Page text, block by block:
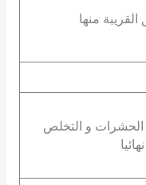
منها
الحشرات و التخلص